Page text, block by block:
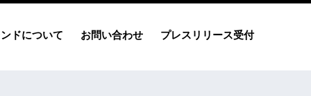
ドについて お問い合わせ プレスリリース受付